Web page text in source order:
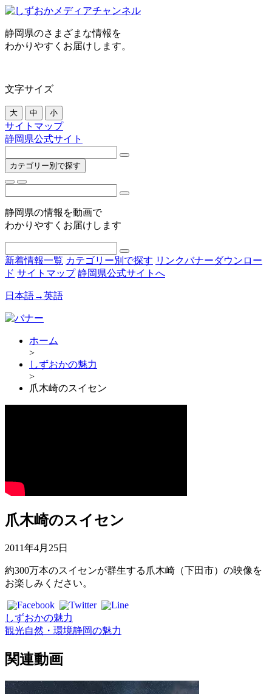
静岡県のさまざまな情報を
わかりやすくお届けします。
文字サイズ
大 中 小
サイトマップ
静岡県公式サイト
カテゴリー別で探す
静岡県の情報を動画で
わかりやすくお届けします
新着情報一覧 カテゴリー別で探す リンクバナーダウンロー
ド サイトマップ 静岡県公式サイトへ
日本語→英語
ホーム
>
しずおかの魅力
>
爪木崎のスイセン
爪木崎のスイセン
2011年4月25日
約300万本のスイセンが群生する爪木崎（下田市）の映像を
お楽しみください。
しずおかの魅力
観光自然・環境静岡の魅力
関連動画